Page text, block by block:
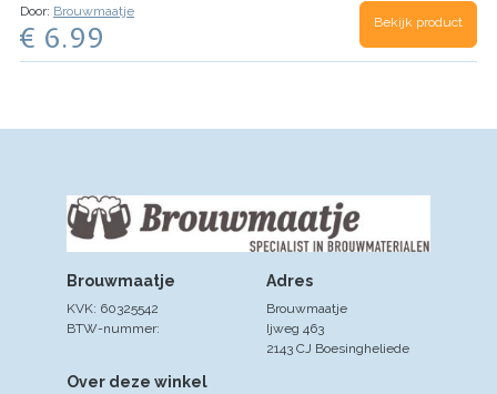
Hoogte: 30 cm(incl. handvat) Gewicht: 150 g
Door: Brouwmaatje
€ 6.99 Bekijk product
Over deze winkel
Adres
Brouwmaatje
Ijweg 463
2143 CJ Boesingheliede
Brouwmaatje
KVK: 60325542
BTW-nummer: